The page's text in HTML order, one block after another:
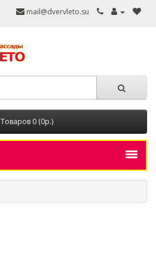
mail@dvervleto.su
Товаров 0 (0р.)